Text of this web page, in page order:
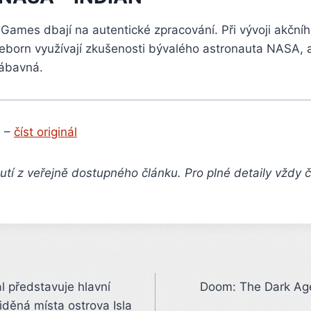
dbají na autentické zpracování. Při vývoji
využívají zkušenosti bývalého astronauta NASA,
– číst originál
z veřejně dostupného článku. Pro plné detaily vždy
představuje hlavní
místa ostrova Isla
Doom: The Dark